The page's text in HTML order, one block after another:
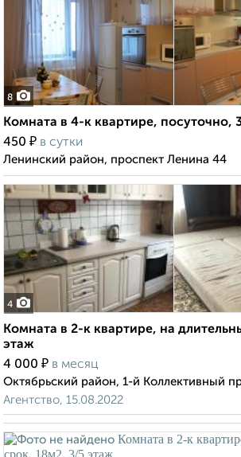
8
Комната в 4-к квартире, посуточно,
450 ₽ в сутки
Ленинский район, проспект Ленина 44
4
Комната в 2-к квартире, на
этаж
4 000 ₽ в месяц
Октябрьский район, 1-й Коллективный
Агентство, 15.08.2022